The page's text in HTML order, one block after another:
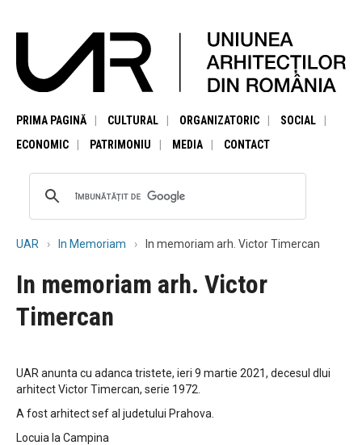
PRIMA PAGINĂ CULTURAL ORGANIZATORIC
SOCIAL
ECONOMIC
PATRIMONIU MEDIA CONTACT
UAR In Memoriam In memoriam arh. Victor Timercan
In memoriam arh. Victor
Timercan
UAR anunta cu adanca tristete, ieri 9 martie 2021, decesul dlui
arhitect Victor Timercan, serie 1972.
A fost arhitect sef al judetului Prahova.
Locuia la Campina